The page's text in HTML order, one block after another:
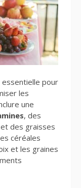
pour
les
une
, des
des graisses
céréales
et les graines